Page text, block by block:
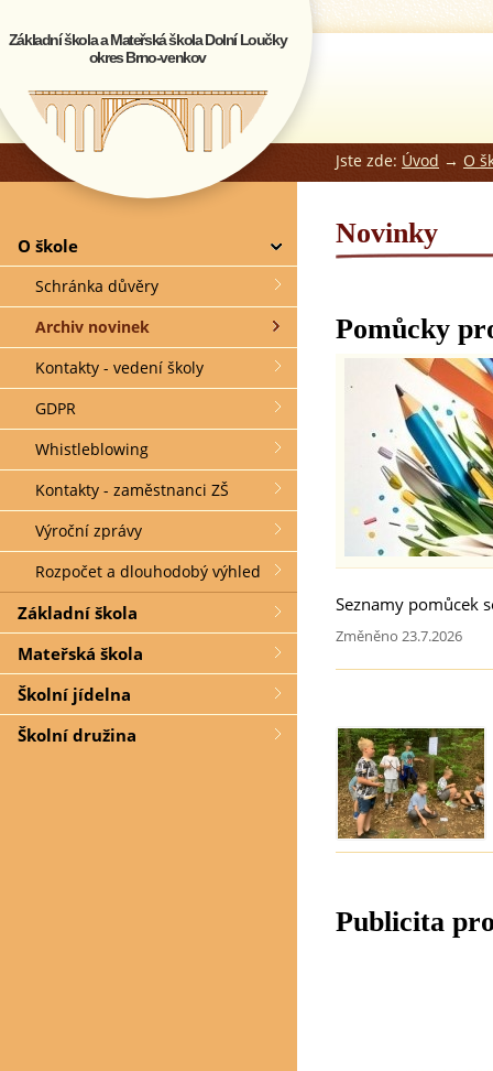
Základní škola a Mateřská škola Dolní Loučky
okres Brno-venkov
Jste zde: Úvod → O
Novinky
Pomůcky
Seznamy pomůcek
Změněno 23.7.2026
Publicita
O škole
Schránka důvěry
Archiv novinek
Kontakty - vedení školy
GDPR
Whistleblowing
Kontakty - zaměstnanci ZŠ
Výroční zprávy
Rozpočet a dlouhodobý výhled
Základní škola
Mateřská škola
Školní jídelna
Školní družina